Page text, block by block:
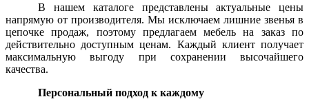
В нашем каталоге представлены актуальные цены
напрямую от производителя. Мы исключаем лишние звенья в
цепочке продаж, поэтому предлагаем мебель на заказ по
действительно доступным ценам. Каждый клиент получает
максимальную выгоду при сохранении высочайшего
качества.
Персональный подход к каждому